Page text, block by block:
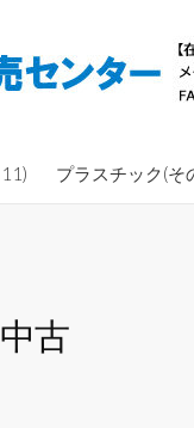
プラスチック(そ
古